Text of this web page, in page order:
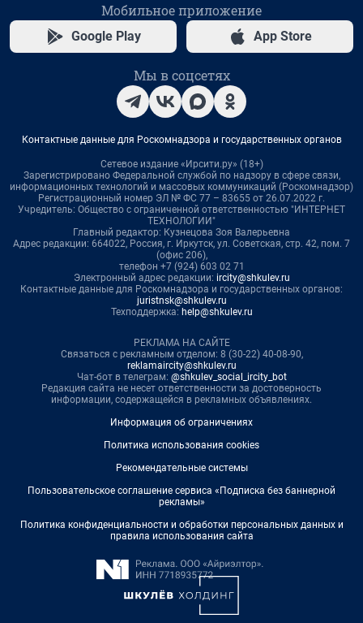
Мобильное приложение
Google Play App Store
Мы в соцсетях
Контактные данные для Роскомнадзора и государственных органов
Сетевое издание «Ирсити.ру» (18+)
Зарегистрировано Федеральной службой по надзору в сфере связи,
информационных технологий и массовых коммуникаций (Роскомнадзор)
Регистрационный номер ЭЛ № ФС 77 – 83655 от 26.07.2022 г.
Учредитель: Общество с ограниченной ответственностью "ИНТЕРНЕТ
ТЕХНОЛОГИИ"
Главный редактор: Кузнецова Зоя Валерьевна
Адрес редакции: 664022, Россия, г. Иркутск, ул. Советская, стр. 42, пом. 7
(офис 206),
телефон +7 (924) 603 02 71
Электронный адрес редакции: ircity@shkulev.ru
Контактные данные для Роскомнадзора и государственных органов:
juristnsk@shkulev.ru
Техподдержка: help@shkulev.ru
РЕКЛАМА НА САЙТЕ
Связаться с рекламным отделом: 8 (30-22) 40-08-90,
reklamaircity@shkulev.ru
Чат-бот в телеграм: @shkulev_social_ircity_bot
Редакция сайта не несет ответственности за достоверность
информации, содержащейся в рекламных объявлениях.
Информация об ограничениях
Политика использования cookies
Рекомендательные системы
Пользовательское соглашение сервиса «Подписка без баннерной
рекламы»
Политика конфиденциальности и обработки персональных данных и
правила использования сайта